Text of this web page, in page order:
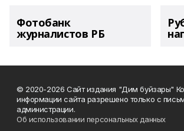
Фотобанк
журналистов РБ
© 2020-2026 Сайт издания "Дим буйзары"
информации сайта разрешено только с
администрации.
Об использовании персональных данных